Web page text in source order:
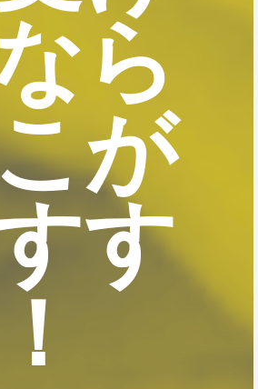
ら
が
す